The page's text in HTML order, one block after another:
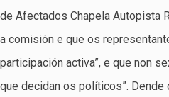
de Afectados Chapela Autopista
a comisión e que os
participación activa”, e que non
que decidan os políticos”.